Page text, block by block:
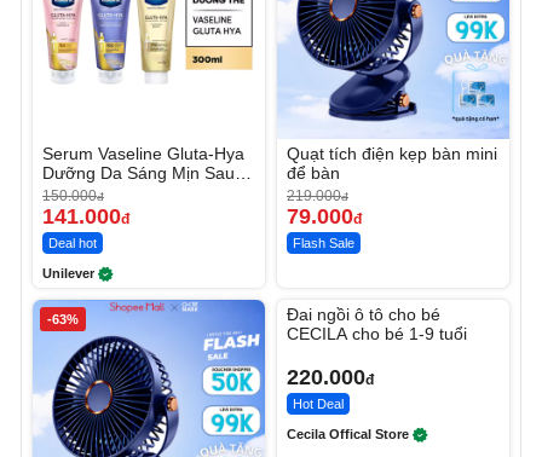
Serum Vaseline Gluta-Hya
Dưỡng Da Sáng Mịn Sau 7
Ngày
150.000đ
141.000đ
Deal hot
Unilever
Quạt tích điện kẹp bàn mini
để bàn
219.000đ
79.000đ
Flash Sale
-63%
Đai ngồi ô tô cho bé
CECILA cho bé 1-9 tuổi
220.000đ
Hot Deal
Cecila Offical Store